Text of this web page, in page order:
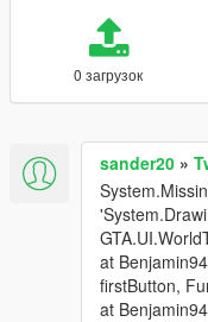
0 загрузок
sander20 »
at
firstButton,
at